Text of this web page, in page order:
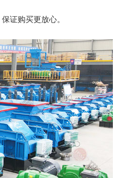
证购买更放心。